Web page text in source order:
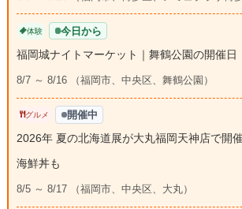
体験 今日から
福岡城ナイトマーケット｜舞鶴公園の開催日
8/7 ～ 8/16 （福岡市、中央区、舞鶴公園）
グルメ 開催中
2026年 夏の北海道展が大丸福岡天神店で開
海鮮丼も
8/5 ～ 8/17 （福岡市、中央区、大丸）